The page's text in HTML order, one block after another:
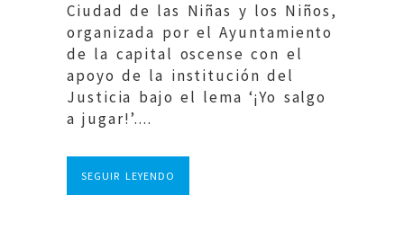
Ciudad de las Niñas y los Niños,
organizada por el Ayuntamiento
de la capital oscense con el
apoyo de la institución del
Justicia bajo el lema ‘¡Yo salgo
a jugar!’....
SEGUIR LEYENDO